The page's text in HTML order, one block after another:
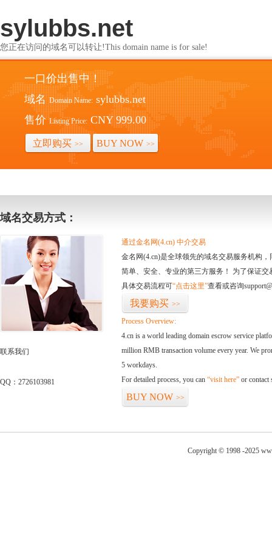
sylubbs.net
您正在访问的域名可以转让!This domain name is for sale!
一口价出售中！
域名 Domain Name: sylubbs.net
售价 Listing Price: CNY 999.00
立即购买 >> BUY NOW >>
域名交易方式：
联系我们
QQ：2726103981
通过金名网(4.cn) 中介交易
金名网(4.cn)是全球领先的域名交易服务机构
简单、安全、专业的第三方服务！ 为了保证
具体交易流程可“点击这里”查看或咨询
我要购买 >>
Process Overview:
4.cn is a world leading domain escrow service
million RMB transaction volume every year. We
5 workdays.
For detailed process, you can “visit here” or contact
BUY NOW >>
Copyright © 1998 -2025